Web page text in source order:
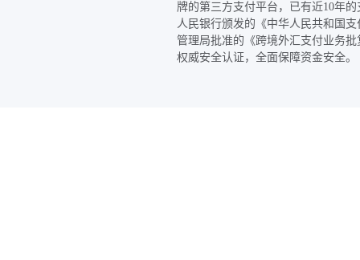
牌的第三方支付平台，已有近10年
人民银行颁发的《中华人民共和国
管理局批准的《跨境外汇支付业务
权威安全认证，全面保障资金安全。